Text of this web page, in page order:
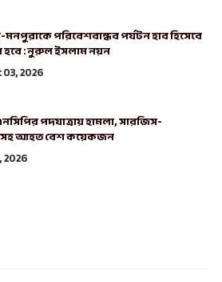
পরিবেশবান্ধব পর্যটন হাব হিসেবে
হবে : নুরুল ইসলাম নয়ন
2026
পদযাত্রায় হামলা, সারজিস-
আহত বেশ কয়েকজন
2026